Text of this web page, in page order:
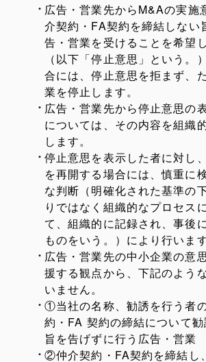
広告・営業先からM&Aの実施
介契約・FA契約を締結しない
告・営業を受けることを希望
（以下「停止意思」という。
合には、停止意思を拒まず、
業を停止します。
広告・営業先から停止意思の
については、その内容を組織
します。
停止意思を表示した者に対し
を再開する場合には、慎重に
な判断（明確化された基準の
りではなく組織的なプロセス
て、組織的に記録され、事後
ものをいう。）により行います
広告・営業先の中小企業の意
援する観点から、下記のよう
いません。
①当社の名称、勧誘を行う者
約・FA 契約の締結について
旨を告げずに行う広告・営業
②仲介契約・FA契約を締結し